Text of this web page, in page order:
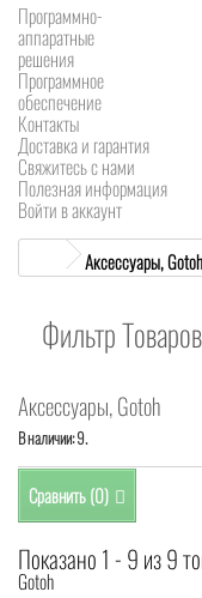
Программно-
аппаратные
решения
Программное
обеспечение
Контакты
Доставка и гарантия
Свяжитесь с нами
Полезная информация
Войти в аккаунт
Аксессуары, Gotoh
Фильтр Товаров
Аксессуары, Gotoh
В наличии: 9.
Сравнить (0)
Показано 1 - 9 из 9
Gotoh